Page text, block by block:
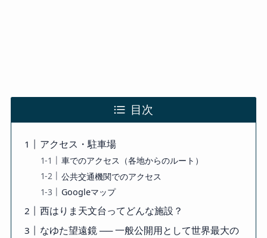
目次
アクセス・駐車場
車でのアクセス（各地からのルート）
公共交通機関でのアクセス
Googleマップ
西はりま天文台ってどんな施設？
なゆた望遠鏡 ── 一般公開用として世界最大の